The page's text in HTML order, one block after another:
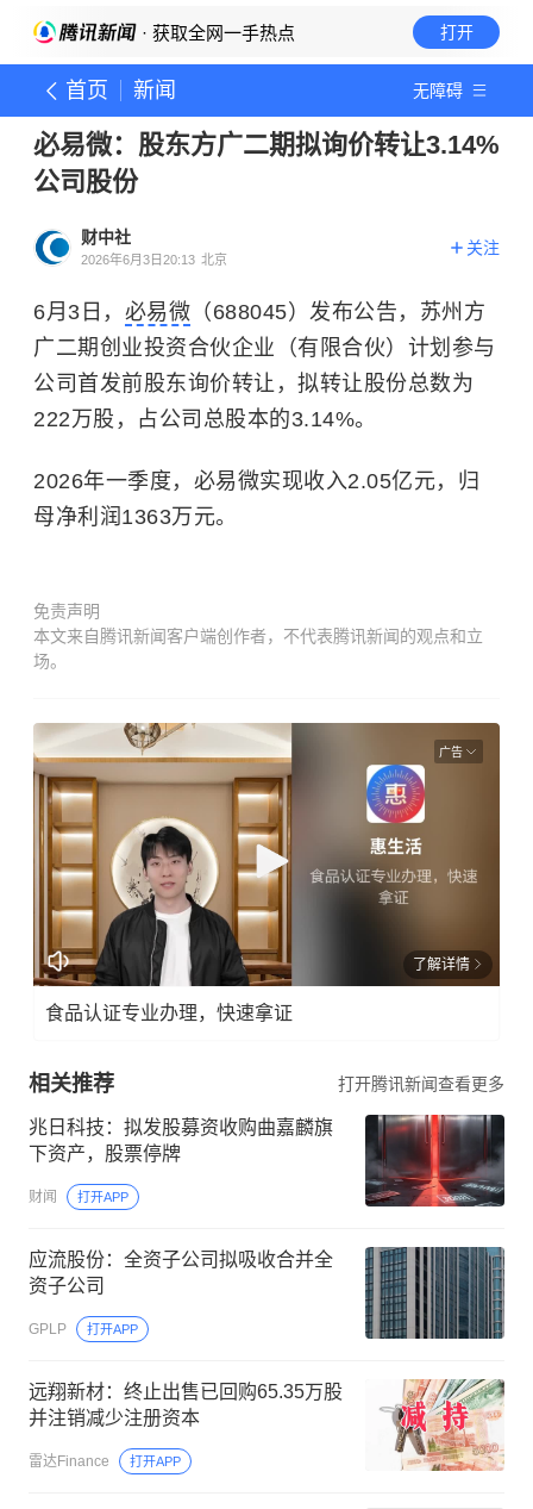
· 获取全网一手热点 打开
首页 新闻 无障碍
必易微：股东方广二期拟询价转让3.14%
公司股份
财中社
2026年6月3日20:13 北京
关注
6月3日， 必易微 （688045）发布公告，苏州方
广二期创业投资合伙企业（有限合伙）计划参与
公司首发前股东询价转让，拟转让股份总数为
222万股，占公司总股本的3.14%。
2026年一季度，必易微实现收入2.05亿元，归
母净利润1363万元。
免责声明
本文来自腾讯新闻客户端创作者，不代表腾讯新闻的观点和立
场。
广告
了解详情
食品认证专业办理，快速拿证
相关推荐 打开腾讯新闻查看更多
兆日科技：拟发股募资收购曲嘉麟旗
下资产，股票停牌
财闻 打开APP
应流股份：全资子公司拟吸收合并全
资子公司
GPLP 打开APP
远翔新材：终止出售已回购65.35万股
并注销减少注册资本
雷达Finance 打开APP